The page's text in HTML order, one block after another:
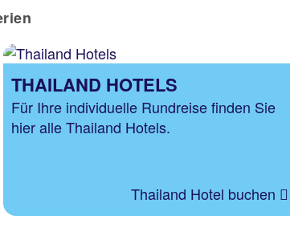
THAILAND HOTELS
Für Ihre individuelle Rundreise finden Sie
hier alle Thailand Hotels.
Thailand Hotel buchen